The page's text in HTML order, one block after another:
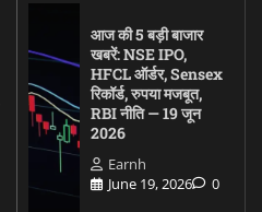
आज की 5 बड़ी बाजार
खबरें: NSE IPO,
HFCL ऑर्डर, Sensex
रिकॉर्ड, रुपया मजबूत,
RBI नीति — 19 जून
2026
Earnh
June 19, 2026
0